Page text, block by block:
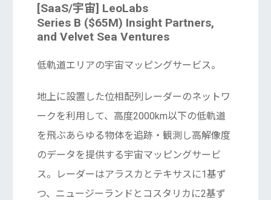
[SaaS/宇宙] LeoLabs
Series B ($65M) Insight Partners,
and Velvet Sea Ventures
低軌道エリアの宇宙マッピングサービス。
地上に設置した位相配列レーダーのネットワ
ークを利用して、高度2000km以下の低軌道
を飛ぶあらゆる物体を追跡・観測し高解像度
のデータを提供する宇宙マッピングサービ
ス。レーダーはアラスカとテキサスに1基ず
つ、ニュージーランドとコスタリカに2基ず